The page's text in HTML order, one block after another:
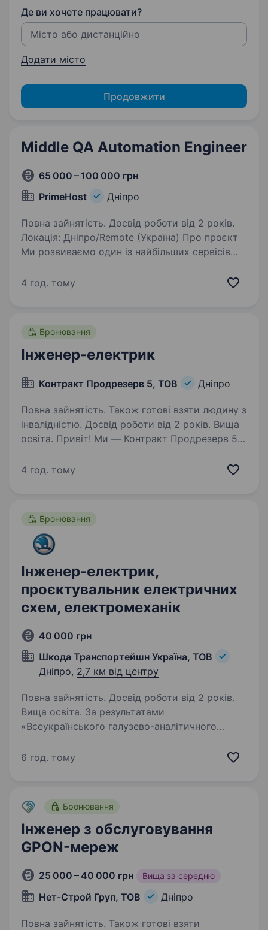
Де ви хочете працювати?
Додати місто
Продовжити
Middle QA Automation Engineer
65 000 – 100 000 грн
PrimeHost
Дніпро
Повна зайнятість. Досвід роботи від 2 років.
Локація: Дніпро/Remote (Україна) Про проєкт
Ми розвиваємо один із найбільших сервісів
стабільну роботу сотень тисяч доменів
4 год. тому
Бронювання
Інженер-електрик
Контракт Продрезерв 5, ТОВ Дніпро
Повна зайнятість. Також готові взяти людину з
інвалідністю. Досвід роботи від 2 років. Вища
освіта. Привіт! Ми — Контракт Продрезерв 5,
з Дніпра, яка активно розвивається у різних
4 год. тому
Бронювання
Інженер-електрик,
проєктувальник електричних
схем, електромеханік
40 000 грн
Шкода Транспортейшн Україна, ТОВ
Дніпро, 2,7 км від центру
Повна зайнятість. Досвід роботи від 2 років.
Вища освіта. За результатами
«Всеукраїнського галузево-аналітичного
отримала відзнаку «Компанія року 2020»,
6 год. тому
Бронювання
Інженер з обслуговування
GPON-мереж
25 000 – 40 000 грн Вища за середню
Нет-Строй Груп, ТОВ Дніпро
Повна зайнятість. Також готові взяти